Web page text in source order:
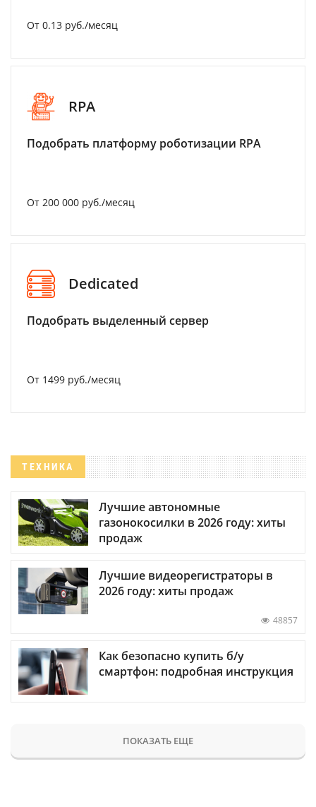
От 0.13 руб./месяц
RPA
Подобрать платформу роботизации RPA
От 200 000 руб./месяц
Dedicated
Подобрать выделенный сервер
От 1499 руб./месяц
ТЕХНИКА
Лучшие автономные
газонокосилки в 2026 году: хиты
продаж
Лучшие видеорегистраторы в
2026 году: хиты продаж
48857
Как безопасно купить б/у
смартфон: подробная инструкция
ПОКАЗАТЬ ЕЩЕ